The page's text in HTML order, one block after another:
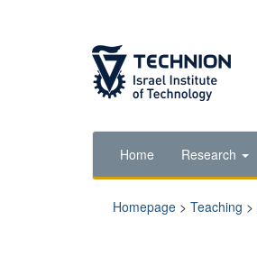
Home Research
Homepage > Teaching >